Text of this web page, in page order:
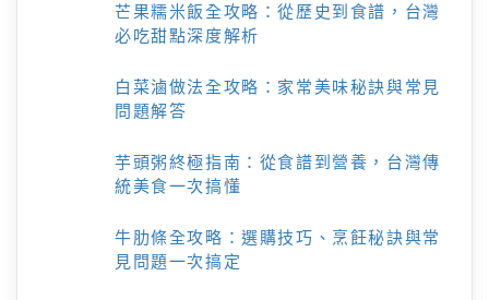
芒果糯米飯全攻略：從歷史到食譜，台灣
必吃甜點深度解析
白菜滷做法全攻略：家常美味秘訣與常見
問題解答
芋頭粥終極指南：從食譜到營養，台灣傳
統美食一次搞懂
牛肋條全攻略：選購技巧、烹飪秘訣與常
見問題一次搞定